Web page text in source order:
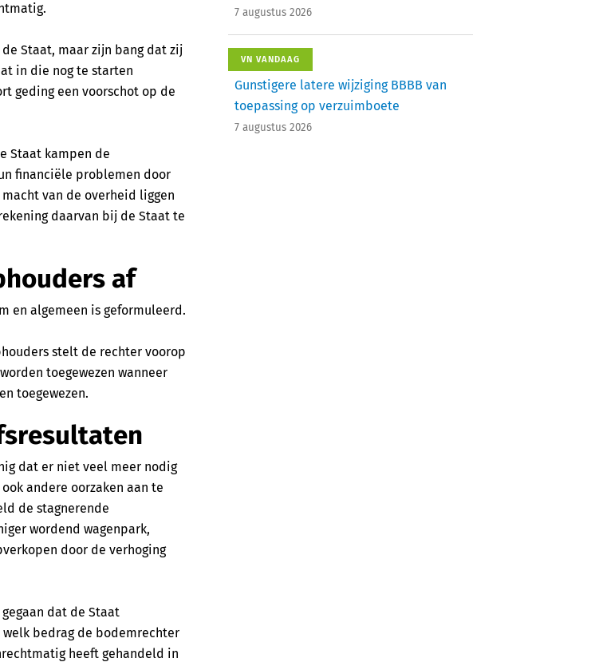
Staat, maar zijn bang dat zij
in die nog te starten
geding een voorschot op de
Staat kampen de
financiële problemen door
van de overheid liggen
daarvan bij de Staat te
af
en algemeen is geformuleerd.
stelt de rechter voorop
toegewezen wanneer
toegewezen.
dat er niet veel meer nodig
andere oorzaken aan te
de stagnerende
wordend wagenpark,
door de verhoging
dat de Staat
bedrag de bodemrechter
heeft gehandeld in
7 augustus 2026
VN VANDAAG
Gunstigere latere wijziging BBBB van
toepassing op verzuimboete
7 augustus 2026